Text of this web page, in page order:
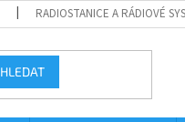
RADIOSTANICE A RÁDIOVÉ
HLEDAT